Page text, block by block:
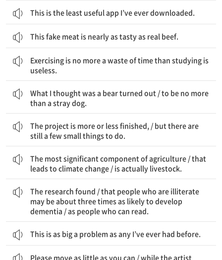
This is the least useful app I’ve ever downloaded.
This fake meat is nearly as tasty as real beef.
Exercising is no more a waste of time than studying is
useless.
What I thought was a bear turned out / to be no more
than a stray dog.
The project is more or less finished, / but there are
still a few small things to do.
The most significant component of agriculture / that
leads to climate change / is actually livestock.
The research found / that people who are illiterate
may be about three times as likely to develop
dementia / as people who can read.
This is as big a problem as any I’ve ever had before.
Please move as little as you can / while the artist